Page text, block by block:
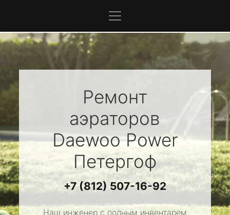
Ремонт
аэраторов
Daewoo Power
Петергоф
+7 (812) 507-16-92
Наш инженер с полным инвентарем